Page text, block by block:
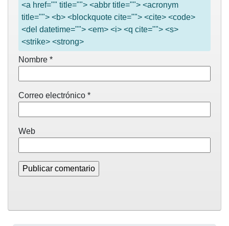
<a href="" title=""> <abbr title=""> <acronym
title=""> <b> <blockquote cite=""> <cite> <code>
<del datetime=""> <em> <i> <q cite=""> <s>
<strike> <strong>
Nombre *
Correo electrónico *
Web